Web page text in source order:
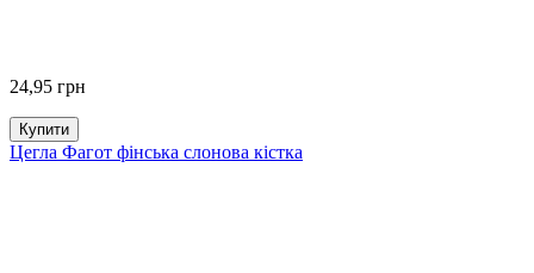
24,95 грн
Купити
Цегла Фагот фінська слонова кістка